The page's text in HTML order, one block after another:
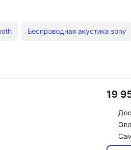
Беспроводная акустика sony
Bose С bluetooth JBL
19